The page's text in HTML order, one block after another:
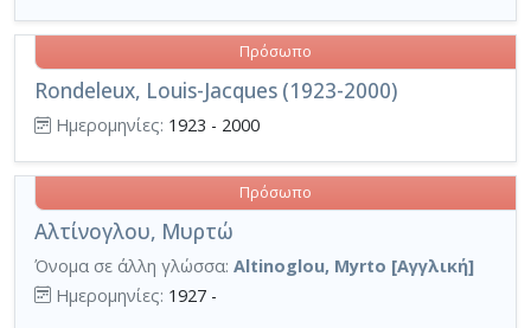
Rondeleux, Louis-Jacques (1923-2000)
Πρόσωπο
Ημερομηνίες: 1923 - 2000
Αλτίνογλου, Μυρτώ
Πρόσωπο
Όνομα σε άλλη γλώσσα: Altinoglou, Myrto [Αγγλική]
Ημερομηνίες: 1927 -